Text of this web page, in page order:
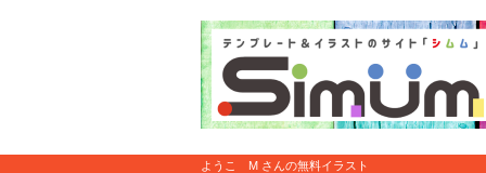
ようこ M さんの無料イラスト